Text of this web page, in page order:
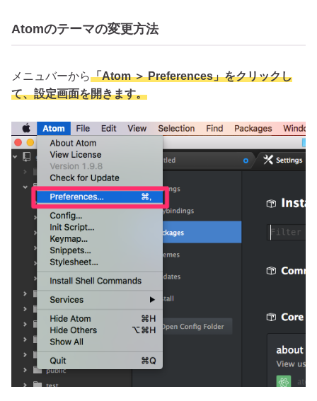
Atomのテーマの変更方法
メニュバーから「Atom ＞ Preferences」をクリックし
て、設定画面を開きます。